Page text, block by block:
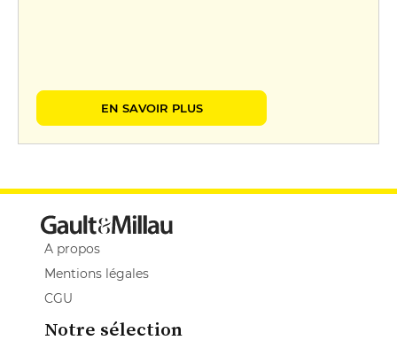
EN SAVOIR PLUS
A propos
Mentions légales
CGU
Notre sélection